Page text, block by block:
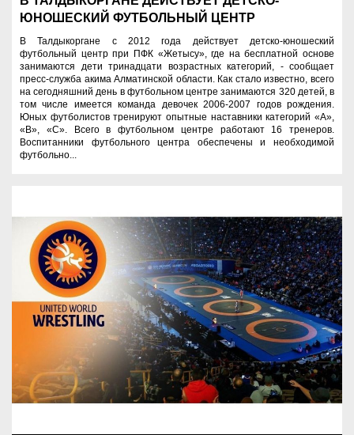
ЮНОШЕСКИЙ ФУТБОЛЬНЫЙ ЦЕНТР
В Талдыкоргане с 2012 года действует детско-юношеский
футбольный центр при ПФК «Жетысу», где на бесплатной основе
занимаются дети тринадцати возрастных категорий, - сообщает
пресс-служба акима Алматинской области. Как стало известно, всего
на сегодняшний день в футбольном центре занимаются 320 детей, в
том числе имеется команда девочек 2006-2007 годов рождения.
Юных футболистов тренируют опытные наставники категорий «А»,
«В», «С». Всего в футбольном центре работают 16 тренеров.
Воспитанники футбольного центра обеспечены и необходимой
футбольно...